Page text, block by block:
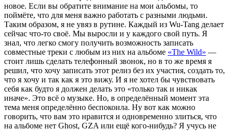
новое. Если вы обратите внимание на мои альбомы, то
поймёте, что для меня важно работать с разными людьми.
Таким образом, я не увяз в рутине. Каждый из Wu-Tang делает
сейчас что-то своё. Мы выросли и у каждого свой путь. Я
знал, что легко смогу получить возможность записать
совместные треки с любым из них на альбоме «The Wild» —
стоит лишь сделать телефонный звонок, но в то же время я
решил, что хочу записать этот релиз без их участия, создать то,
что я хочу и так как я это вижу. И я не хотел бы чувствовать
себя как будто я должен делать это «только так и никак
иначе». Это всё о музыке. Но, в определённый момент эта
тема меня определённо беспокоила. Ну вот как можно
говорить, что вам это нравится и одновременно злиться, что
на альбоме нет Ghost, GZA или ещё кого-нибудь? Я учусь не